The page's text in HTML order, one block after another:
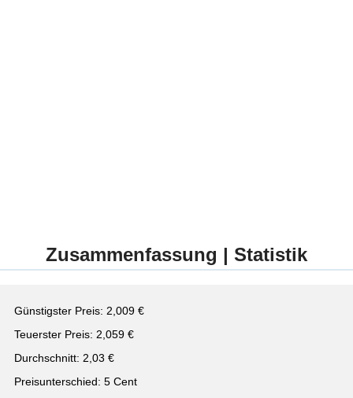
Zusammenfassung | Statistik
Günstigster Preis: 2,009 €
Teuerster Preis: 2,059 €
Durchschnitt: 2,03 €
Preisunterschied: 5 Cent